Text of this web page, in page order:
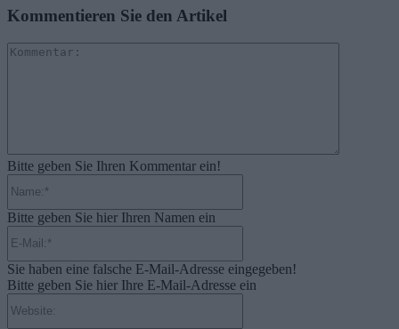
Kommentieren Sie den Artikel
Bitte geben Sie Ihren Kommentar ein!
Bitte geben Sie hier Ihren Namen ein
Sie haben eine falsche E-Mail-Adresse eingegeben!
Bitte geben Sie hier Ihre E-Mail-Adresse ein